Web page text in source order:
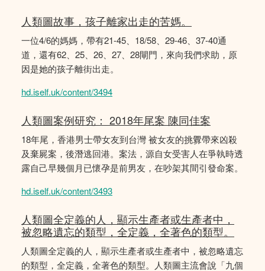
人類圖故事，孩子離家出走的苦媽。
一位4/6的媽媽，帶有21-45、18/58、29-46、37-40通
道，還有62、25、26、27、28閘門，來向我們求助，原
因是她的孩子離街出走。
hd.iself.uk/content/3494
人類圖案例研究： 2018年尾案 陳同佳案
18年尾，香港男士帶女友到台灣 被女友的挑釁帶來凶殺
及棄屍案，後潛逃回港。案法，源自女受害人在爭執時透
露自己早幾個月已懷孕是前男友，在吵架其間引發命案。
hd.iself.uk/content/3493
人類圖全定義的人，顯示生產者或生產者中，
被忽略遺忘的類型，全定義，全著色的類型。
人類圖全定義的人，顯示生產者或生產者中，被忽略遺忘
的類型，全定義，全著色的類型。人類圖主流會說「九個